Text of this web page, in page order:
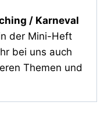
/ Karneval
der Mini-Heft
bei uns auch
Themen und